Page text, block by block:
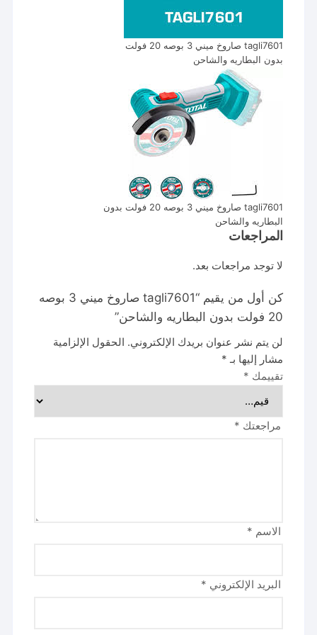
tagli7601 صاروخ ميني 3 بوصه 20 فولت
بدون البطاريه والشاحن
tagli7601 صاروخ ميني 3 بوصه 20 فولت بدون
البطاريه والشاحن
المراجعات
لا توجد مراجعات بعد.
كن أول من يقيم “tagli7601 صاروخ ميني 3 بوصه
20 فولت بدون البطاريه والشاحن”
لن يتم نشر عنوان بريدك الإلكتروني. الحقول الإلزامية
مشار إليها بـ *
تقييمك *
مراجعتك *
الاسم *
البريد الإلكتروني *